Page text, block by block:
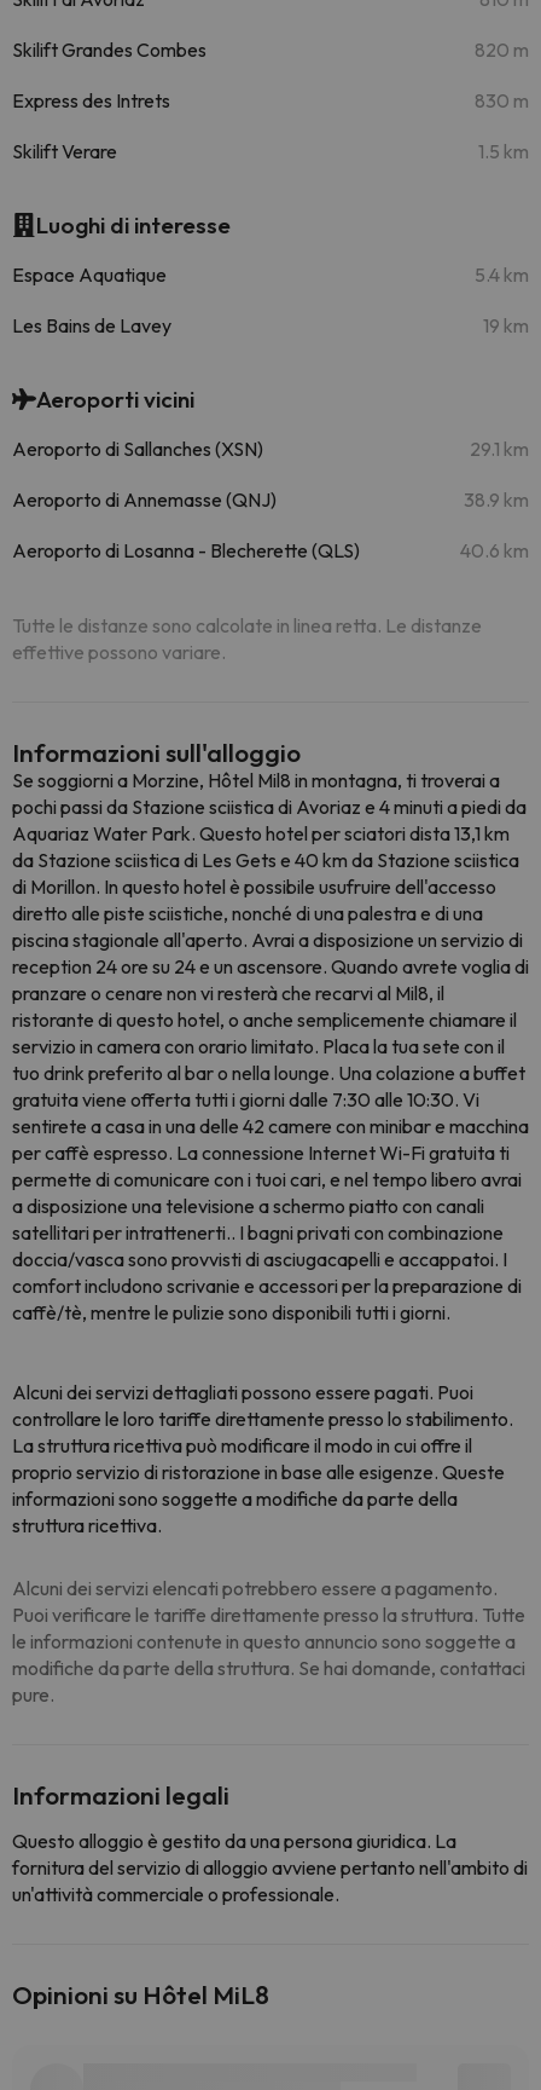
Skilift Grandes Combes 820 m
Express des Intrets 830 m
Skilift Verare 1.5 km
Luoghi di interesse
Espace Aquatique 5.4 km
Les Bains de Lavey 19 km
Aeroporti vicini
Aeroporto di Sallanches (XSN) 29.1 km
Aeroporto di Annemasse (QNJ) 38.9 km
Aeroporto di Losanna - Blecherette (QLS) 40.6 km
Tutte le distanze sono calcolate in linea retta. Le distanze
effettive possono variare.
Informazioni sull'alloggio
Se soggiorni a Morzine, Hôtel Mil8 in montagna, ti troverai a
pochi passi da Stazione sciistica di Avoriaz e 4 minuti a piedi da
Aquariaz Water Park. Questo hotel per sciatori dista 13,1 km
da Stazione sciistica di Les Gets e 40 km da Stazione sciistica
di Morillon. In questo hotel è possibile usufruire dell'accesso
diretto alle piste sciistiche, nonché di una palestra e di una
piscina stagionale all'aperto. Avrai a disposizione un servizio di
reception 24 ore su 24 e un ascensore. Quando avrete voglia di
pranzare o cenare non vi resterà che recarvi al Mil8, il
ristorante di questo hotel, o anche semplicemente chiamare il
servizio in camera con orario limitato. Placa la tua sete con il
tuo drink preferito al bar o nella lounge. Una colazione a buffet
gratuita viene offerta tutti i giorni dalle 7:30 alle 10:30. Vi
sentirete a casa in una delle 42 camere con minibar e macchina
per caffè espresso. La connessione Internet Wi-Fi gratuita ti
permette di comunicare con i tuoi cari, e nel tempo libero avrai
a disposizione una televisione a schermo piatto con canali
satellitari per intrattenerti.. I bagni privati con combinazione
doccia/vasca sono provvisti di asciugacapelli e accappatoi. I
comfort includono scrivanie e accessori per la preparazione di
caffè/tè, mentre le pulizie sono disponibili tutti i giorni.
Alcuni dei servizi dettagliati possono essere pagati. Puoi
controllare le loro tariffe direttamente presso lo stabilimento.
La struttura ricettiva può modificare il modo in cui offre il
proprio servizio di ristorazione in base alle esigenze. Queste
informazioni sono soggette a modifiche da parte della
struttura ricettiva.
Alcuni dei servizi elencati potrebbero essere a pagamento.
Puoi verificare le tariffe direttamente presso la struttura. Tutte
le informazioni contenute in questo annuncio sono soggette a
modifiche da parte della struttura. Se hai domande, contattaci
pure.
Informazioni legali
Questo alloggio è gestito da una persona giuridica. La
fornitura del servizio di alloggio avviene pertanto nell'ambito di
un'attività commerciale o professionale.
Opinioni su Hôtel MiL8